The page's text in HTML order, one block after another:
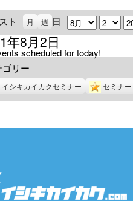
ト
示
月 週 日 月 日 年
年8月2日
scheduled for today!
ゴリー
イシキカイカクセミナー セミナー